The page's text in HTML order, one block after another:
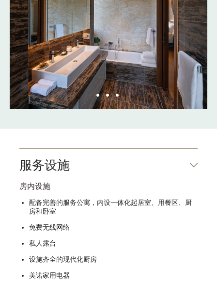
服务设施
房内设施
配备完善的服务公寓，内设一体化起居室、用餐区、厨
房和卧室
免费无线网络
私人露台
设施齐全的现代化厨房
美诺家用电器